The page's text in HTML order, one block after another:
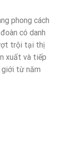
phong cách
có danh
trội tại thị
xuất và tiếp
từ năm